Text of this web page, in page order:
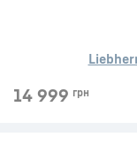
14 999 грн